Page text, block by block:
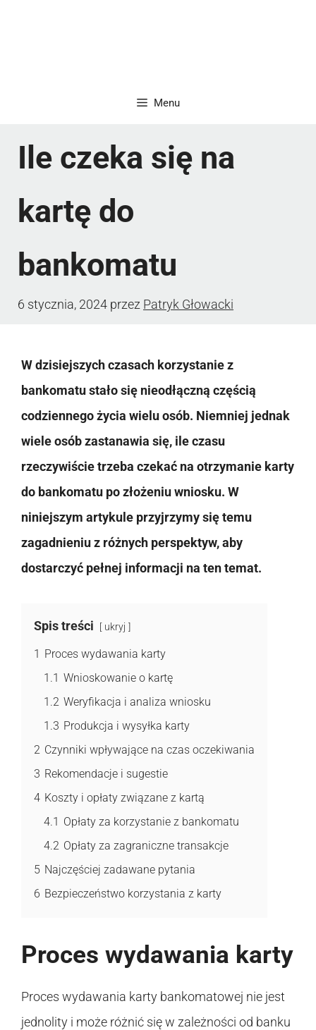
Menu
Ile czeka się na
kartę do
bankomatu
6 stycznia, 2024 przez Patryk Głowacki
W dzisiejszych czasach korzystanie z
bankomatu stało się nieodłączną częścią
codziennego życia wielu osób. Niemniej jednak
wiele osób zastanawia się, ile czasu
rzeczywiście trzeba czekać na otrzymanie karty
do bankomatu po złożeniu wniosku. W
niniejszym artykule przyjrzymy się temu
zagadnieniu z różnych perspektyw, aby
dostarczyć pełnej informacji na ten temat.
Spis treści ukryj
1 Proces wydawania karty
1.1 Wnioskowanie o kartę
1.2 Weryfikacja i analiza wniosku
1.3 Produkcja i wysyłka karty
2 Czynniki wpływające na czas oczekiwania
3 Rekomendacje i sugestie
4 Koszty i opłaty związane z kartą
4.1 Opłaty za korzystanie z bankomatu
4.2 Opłaty za zagraniczne transakcje
5 Najczęściej zadawane pytania
6 Bezpieczeństwo korzystania z karty
Proces wydawania karty
Proces wydawania karty bankomatowej nie jest
jednolity i może różnić się w zależności od banku